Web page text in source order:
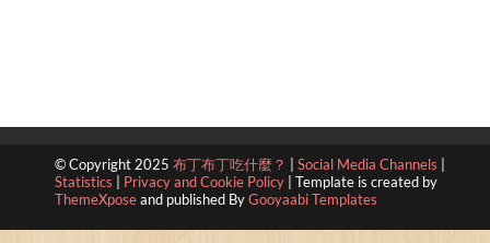
© Copyright 2025 布丁布丁吃什麼？ Social Media Channels
Statistics
Privacy and Cookie Policy
Template is created by
ThemeXposeand published ByGooyaabi Templates